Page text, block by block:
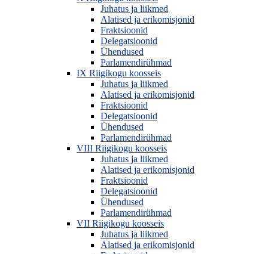
Juhatus ja liikmed
Alatised ja erikomisjonid
Fraktsioonid
Delegatsioonid
Ühendused
Parlamendirühmad
IX Riigikogu koosseis
Juhatus ja liikmed
Alatised ja erikomisjonid
Fraktsioonid
Delegatsioonid
Ühendused
Parlamendirühmad
VIII Riigikogu koosseis
Juhatus ja liikmed
Alatised ja erikomisjonid
Fraktsioonid
Delegatsioonid
Ühendused
Parlamendirühmad
VII Riigikogu koosseis
Juhatus ja liikmed
Alatised ja erikomisjonid